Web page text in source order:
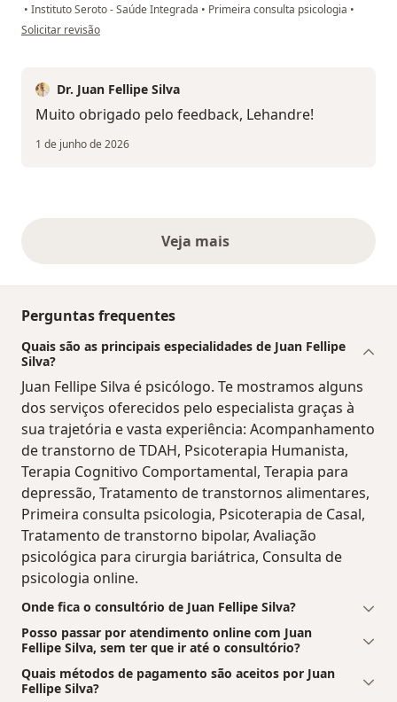
• Instituto Seroto - Saúde Integrada • Primeira consulta psicologia •
na opinião do utilizador Lehandre
Solicitar revisão
Dr. Juan Fellipe Silva
Muito obrigado pelo feedback, Lehandre!
1 de junho de 2026
Veja maisopiniões acima
Perguntas frequentes
Quais são as principais especialidades de Juan Fellipe
Silva?
Juan Fellipe Silva é psicólogo. Te mostramos alguns
dos serviços oferecidos pelo especialista graças à
sua trajetória e vasta experiência: Acompanhamento
de transtorno de TDAH, Psicoterapia Humanista,
Terapia Cognitivo Comportamental, Terapia para
depressão, Tratamento de transtornos alimentares,
Primeira consulta psicologia, Psicoterapia de Casal,
Tratamento de transtorno bipolar, Avaliação
psicológica para cirurgia bariátrica, Consulta de
psicologia online.
Onde fica o consultório de Juan Fellipe Silva?
Posso passar por atendimento online com Juan
Fellipe Silva, sem ter que ir até o consultório?
Quais métodos de pagamento são aceitos por Juan
Fellipe Silva?